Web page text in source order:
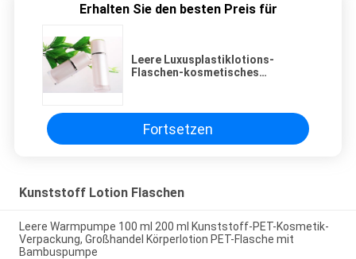
Erhalten Sie den besten Preis für
Leere Luxusplastiklotions-
Flaschen-kosmetisches
Fortsetzen
Kunststoff Lotion Flaschen
Leere Warmpumpe 100 ml 200 ml Kunststoff-PET-Kosmetik-
Verpackung, Großhandel Körperlotion PET-Flasche mit
Bambuspumpe